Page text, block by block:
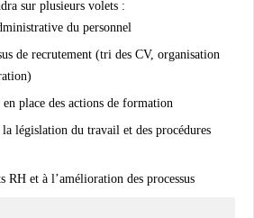
sur plusieurs volets :
du personnel
de recrutement (tri des CV, organisation
place des actions de formation
législation du travail et des procédures
RH et à l’amélioration des processus